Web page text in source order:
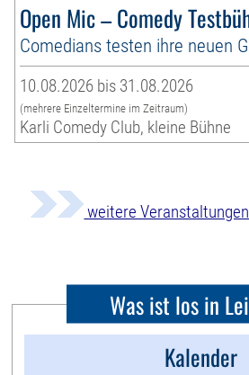
Open Mic – Comedy
Comedians testen ihre neuen
10.08.2026 bis 31.08.2026
(mehrere Einzeltermine im Zeitraum)
Karli Comedy Club, kleine Bühne
weitere Veranstaltungen
Was ist los in
Kalender